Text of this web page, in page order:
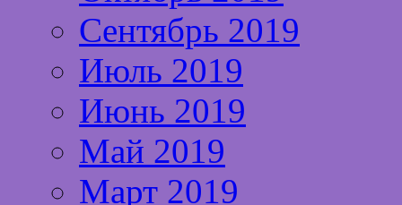
Сентябрь 2019
Июль 2019
Июнь 2019
Май 2019
Март 2019